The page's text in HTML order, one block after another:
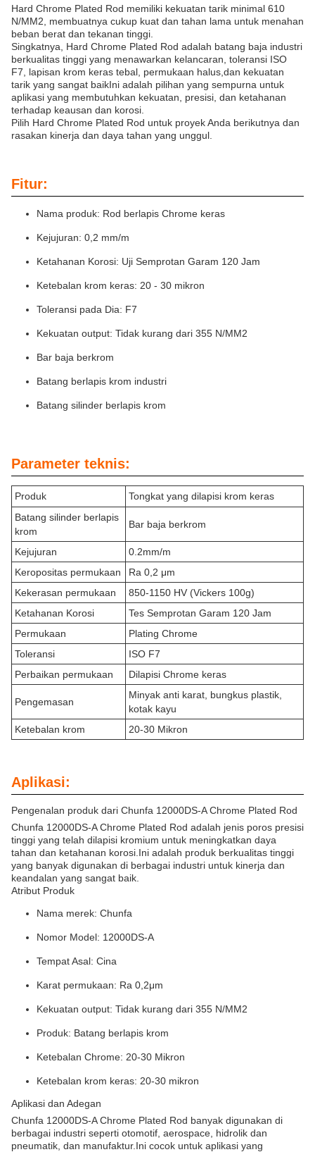
Hard Chrome Plated Rod memiliki kekuatan tarik minimal 610
N/MM2, membuatnya cukup kuat dan tahan lama untuk menahan
beban berat dan tekanan tinggi.
Singkatnya, Hard Chrome Plated Rod adalah batang baja industri
berkualitas tinggi yang menawarkan kelancaran, toleransi ISO
F7, lapisan krom keras tebal, permukaan halus,dan kekuatan
tarik yang sangat baikIni adalah pilihan yang sempurna untuk
aplikasi yang membutuhkan kekuatan, presisi, dan ketahanan
terhadap keausan dan korosi.
Pilih Hard Chrome Plated Rod untuk proyek Anda berikutnya dan
rasakan kinerja dan daya tahan yang unggul.
Fitur:
Nama produk: Rod berlapis Chrome keras
Kejujuran: 0,2 mm/m
Ketahanan Korosi: Uji Semprotan Garam 120 Jam
Ketebalan krom keras: 20 - 30 mikron
Toleransi pada Dia: F7
Kekuatan output: Tidak kurang dari 355 N/MM2
Bar baja berkrom
Batang berlapis krom industri
Batang silinder berlapis krom
Parameter teknis:
Produk
Tongkat yang dilapisi krom keras
Batang silinder berlapis
krom
Bar baja berkrom
Kejujuran
0.2mm/m
Keropositas permukaan
Ra 0,2 μm
Kekerasan permukaan
850-1150 HV (Vickers 100g)
Ketahanan Korosi
Tes Semprotan Garam 120 Jam
Permukaan
Plating Chrome
Toleransi
ISO F7
Perbaikan permukaan
Dilapisi Chrome keras
Pengemasan
Minyak anti karat, bungkus plastik,
kotak kayu
Ketebalan krom
20-30 Mikron
Aplikasi:
Pengenalan produk dari Chunfa 12000DS-A Chrome Plated Rod
Chunfa 12000DS-A Chrome Plated Rod adalah jenis poros presisi
tinggi yang telah dilapisi kromium untuk meningkatkan daya
tahan dan ketahanan korosi.Ini adalah produk berkualitas tinggi
yang banyak digunakan di berbagai industri untuk kinerja dan
keandalan yang sangat baik.
Atribut Produk
Nama merek: Chunfa
Nomor Model: 12000DS-A
Tempat Asal: Cina
Karat permukaan: Ra 0,2μm
Kekuatan output: Tidak kurang dari 355 N/MM2
Produk: Batang berlapis krom
Ketebalan Chrome: 20-30 Mikron
Ketebalan krom keras: 20-30 mikron
Aplikasi dan Adegan
Chunfa 12000DS-A Chrome Plated Rod banyak digunakan di
berbagai industri seperti otomotif, aerospace, hidrolik dan
pneumatik, dan manufaktur.Ini cocok untuk aplikasi yang